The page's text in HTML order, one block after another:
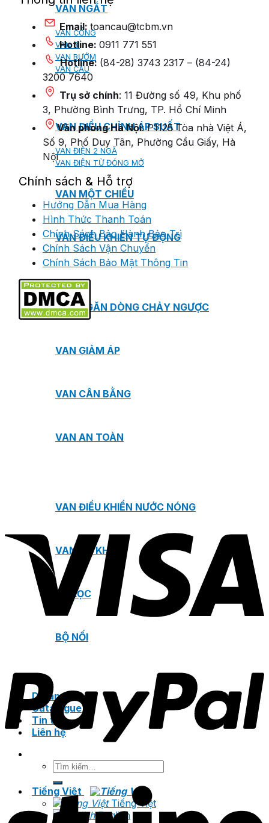
VAN NGẮT
VAN CỔNG
VAN BI
VAN BƯỚM
VAN CẦU
VAN ĐIỀU CHỈNH ÁP SUẤT
VAN ĐIỆN 2 NGÃ
VAN ĐIỆN TỪ ĐÓNG MỞ
VAN MỘT CHIỀU
VAN ĐIỀU KHIỂN TỰ ĐỘNG
VAN NGĂN DÒNG CHẢY NGƯỢC
VAN GIẢM ÁP
VAN CÂN BẰNG
VAN AN TOÀN
VAN ĐIỀU KHIỂN NƯỚC NÓNG
VAN XẢ KHÍ
BỘ LỌC
BỘ NỐI
Dự án
Catalogue
Tin tức
Liên hệ
Tìm
Tiếng Việt
Tiếng Việt
English
Email: toancau@tcbm.vn
Hotline: 0911 771 551
Hotline: (84-28) 3743 2317 – (84-24)
3200 7640
Trụ sở chính: 11 Đường số 49, Khu phố
3, Phường Bình Trưng, TP. Hồ Chí Minh
Văn phòng Hà Nội: P1125 Tòa nhà Việt Á,
Số 9, Phố Duy Tân, Phường Cầu Giấy, Hà
Nội
Chính sách & Hỗ trợ
Hướng Dẫn Mua Hàng
Hình Thức Thanh Toán
Chính Sách Bảo Hành Bảo Trì
Chính Sách Vận Chuyển
Chính Sách Bảo Mật Thông Tin